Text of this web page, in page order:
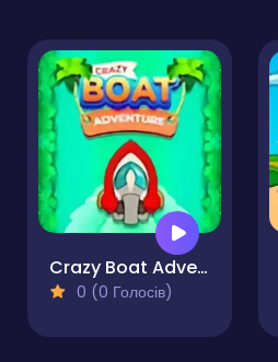
Crazy Boat Adventure
0 (0 Голосів)